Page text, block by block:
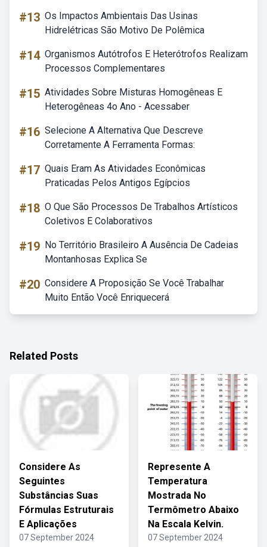
#13 Os Impactos Ambientais Das Usinas
Hidrelétricas São Motivo De Polêmica
#14 Organismos Autótrofos E Heterótrofos Realizam
Processos Complementares
#15 Atividades Sobre Misturas Homogêneas E
Heterogêneas 4o Ano - Acessaber
#16 Selecione A Alternativa Que Descreve
Corretamente A Ferramenta Formas:
#17 Quais Eram As Atividades Econômicas
Praticadas Pelos Antigos Egípcios
#18 O Que São Processos De Trabalhos Artísticos
Coletivos E Colaborativos
#19 No Território Brasileiro A Ausência De Cadeias
Montanhosas Explica Se
#20 Considere A Proposição Se Você Trabalhar
Muito Então Você Enriquecerá
Related Posts
Considere As
Seguintes
Substâncias Suas
Fórmulas Estruturais
E Aplicações
07 September 2024
Represente A
Temperatura
Mostrada No
Termômetro Abaixo
Na Escala Kelvin.
07 September 2024